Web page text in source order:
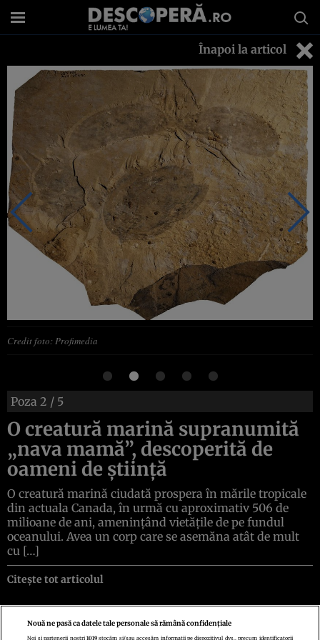
Înapoi la articol
Credit foto: Profimedia
Poza 2 / 5
O creatură marină supranumită
„nava mamă”, descoperită de
oameni de știință
O creatură marină ciudată prospera în mările tropicale
din actuala Canada, în urmă cu aproximativ 506 de
milioane de ani, amenințând vietățile de pe fundul
oceanului. Avea un corp care se asemăna atât de mult
cu […]
Citește tot articolul
Nouă ne pasă ca datele tale personale să rămână confidențiale
Noi și partenerii noștri1019 stocăm și/sau accesăm informații pe dispozitivul dvs., precum identificatorii